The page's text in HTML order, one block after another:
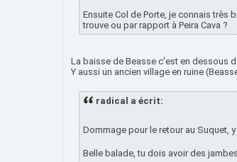
Ensuite Col de Porte, je connais très
trouve ou par rapport à Peira Cava ?
La baisse de Beasse c'est en dessous
Y aussi un ancien village en ruine
radical a écrit:
Dommage pour le retour au Suquet,
Belle balade, tu dois avoir des